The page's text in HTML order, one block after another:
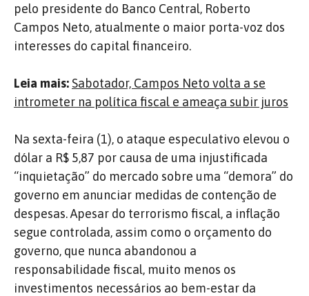
pelo presidente do Banco Central, Roberto
Campos Neto, atualmente o maior porta-voz dos
interesses do capital financeiro.
Leia mais: Sabotador, Campos Neto volta a se
intrometer na política fiscal e ameaça subir juros
Na sexta-feira (1), o ataque especulativo elevou o
dólar a R$ 5,87 por causa de uma injustificada
“inquietação” do mercado sobre uma “demora” do
governo em anunciar medidas de contenção de
despesas. Apesar do terrorismo fiscal, a inflação
segue controlada, assim como o orçamento do
governo, que nunca abandonou a
responsabilidade fiscal, muito menos os
investimentos necessários ao bem-estar da